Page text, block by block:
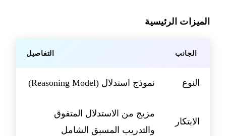
الميزات الرئيسية
الجانب التفاصيل
النوع نموذج استدلال (Reasoning Model)
الابتكار
مزيج من الاستدلال المتفوق
والتدريب المسبق الشامل